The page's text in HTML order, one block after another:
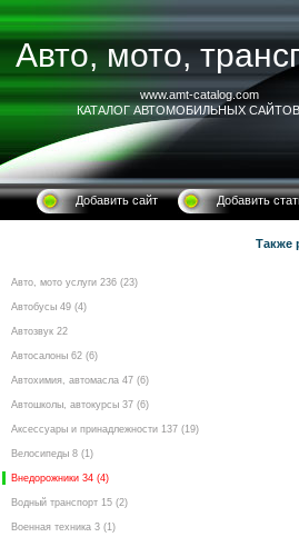
Авто, мото,
www.amt-catalog.com
КАТАЛОГ АВТОМОБИЛЬНЫХ САЙТОВ
Добавить сайт Добавить
Авто, мото услуги 236 (23)
Автобусы 49 (4)
Автозвук 22
Автосалоны 62 (6)
Автохимия, автомасла 47 (6)
Автошколы, автокурсы 37 (6)
Аксессуары и принадлежности 137 (19)
Велосипеды 8 (1)
Внедорожники 34 (4)
Водный транспорт 15 (2)
Военная техника 3 (1)
Также